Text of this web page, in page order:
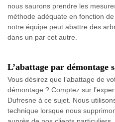
nous saurons prendre les
méthode adéquate en fonction
notre équipe peut abattre des
dans un par cet autre.
L’abattage par démontage
Vous désirez que l’abattage de
démontage ? Comptez sur
Dufresne à ce sujet. Nous
technique lorsque nous